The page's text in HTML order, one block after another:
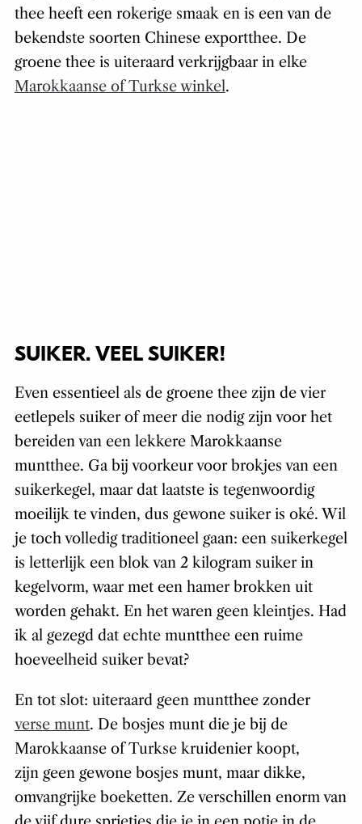
thee heeft een rokerige smaak en is een van de
bekendste soorten Chinese exportthee. De
groene thee is uiteraard verkrijgbaar in elke
Marokkaanse of Turkse winkel.
SUIKER. VEEL SUIKER!
Even essentieel als de groene thee zijn de vier
eetlepels suiker of meer die nodig zijn voor het
bereiden van een lekkere Marokkaanse
muntthee. Ga bij voorkeur voor brokjes van een
suikerkegel, maar dat laatste is tegenwoordig
moeilijk te vinden, dus gewone suiker is oké. Wil
je toch volledig traditioneel gaan: een suikerkegel
is letterlijk een blok van 2 kilogram suiker in
kegelvorm, waar met een hamer brokken uit
worden gehakt. En het waren geen kleintjes. Had
ik al gezegd dat echte muntthee een ruime
hoeveelheid suiker bevat?
En tot slot: uiteraard geen muntthee zonder
verse munt. De bosjes munt die je bij de
Marokkaanse of Turkse kruidenier koopt,
zijn geen gewone bosjes munt, maar dikke,
omvangrijke boeketten. Ze verschillen enorm van